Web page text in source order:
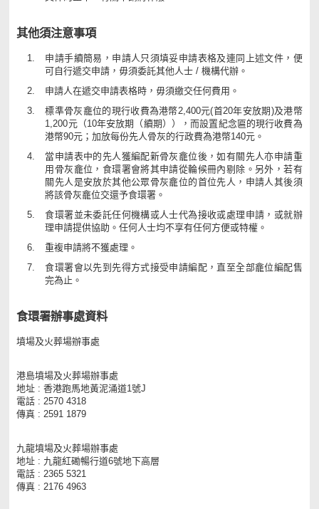
其他須注意事項
申請手續簡易，申請人只須填妥申請表格及連同上述文件，便
可自行遞交申請，毋須委託其他人士 / 機構代辦。
申請人在遞交申請表格時，毋須繳交任何費用。
標準骨灰龕位的現行收費為港幣2,400元(首20年安放期)及港幣
1,200元（10年安放期（續期）），而設置紀念匾的現行收費為
港幣90元；加放每份先人骨灰的行政費為港幣140元。
當申請表中的先人獲編配新骨灰龕位後，如有關先人亦申請重
用骨灰龕位，食環署會將其申請從輪候冊內剔除。另外，若有
關先人是安放於其他公眾骨灰龕位的首位先人，申請人其後須
將該骨灰龕位交還予食環署。
食環署並未委託任何機構或人士代為接收或處理申請，或就辦
理申請提供協助。任何人士均不享有任何方便或特權。
重複申請將不獲處理。
食環署會以先到先得方式接受申請編配，直至全部龕位編配售
完為止。
食環署辦事處資料
墳場及火葬場辦事處
港島墳場及火葬場辦事處
地址 : 香港跑馬地黃泥涌道1號J
電話 : 2570 4318
傳真 : 2591 1879
九龍墳場及火葬場辦事處
地址 : 九龍紅磡暢行道6號地下高層
電話 : 2365 5321
傳真 : 2176 4963